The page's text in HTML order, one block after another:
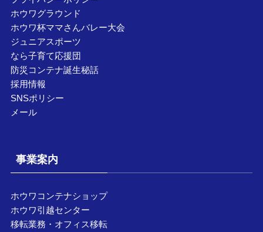
ホウワグラウンド
ホウワ杯ママさんバレー大会
ジュニアスポーツ
なら子育て応援団
防災コンテナ誕生秘話
採用情報
SNSポリシー
メール
事業案内
ホウワコンテナショップ
ホウワ引越センター
移転業務・オフィス移転